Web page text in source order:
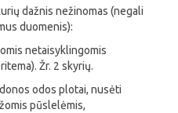
dažnis nežinomas (negali
duomenis):
netaisyklingomis
Žr. 2 skyrių.
odos plotai, nusėti
pūslelėmis,